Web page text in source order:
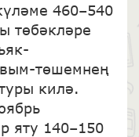
460–540
төбәкләре
төшемнең
килә.
яту 140–150